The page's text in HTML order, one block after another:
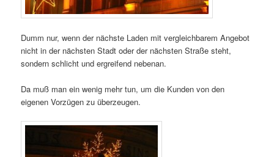
Dumm nur, wenn der nächste Laden mit vergleichbarem Angebot
nicht in der nächsten Stadt oder der nächsten Straße steht,
sondern schlicht und ergreifend nebenan.
Da muß man ein wenig mehr tun, um die Kunden von den
eigenen Vorzügen zu überzeugen.